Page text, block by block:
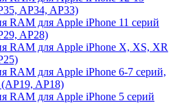
AP34, AP33)
RAM для Apple iPhone 11 серий
AP28)
RAM для Apple iPhone X, XS, XR
RAM для Apple iPhone 6-7 серий,
AP18)
RAM для Apple iPhone 5 серий